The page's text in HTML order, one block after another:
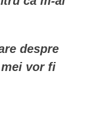
despre
vor fi